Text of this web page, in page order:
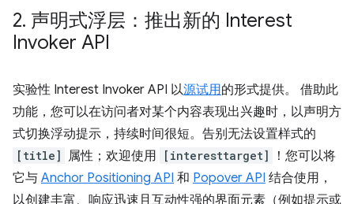
2. 声明式浮层：推出新的 Interest
Invoker API
实验性 Interest Invoker API 以源试用的形式提供。 借助此
功能，您可以在访问者对某个内容表现出兴趣时，以声明方
式切换浮动提示，持续时间很短。告别无法设置样式的
[title] 属性；欢迎使用 [interesttarget]
！您可以将
它与 Anchor Positioning API 和 Popover API 结合使用，
以创建丰富、响应迅速且互动性强的界面元素（例如提示或